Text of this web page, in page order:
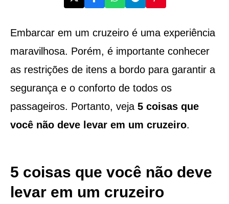
Embarcar em um cruzeiro é uma experiência
maravilhosa. Porém, é importante conhecer
as restrições de itens a bordo para garantir a
segurança e o conforto de todos os
passageiros. Portanto, veja 5 coisas que
você não deve levar em um cruzeiro.
5 coisas que você não deve
levar em um cruzeiro